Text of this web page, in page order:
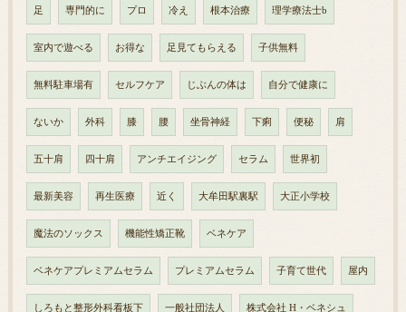
足 専門的に プロ 冷え 根本治療 理学療法士b
室内で遊べる お得な 足見てもらえる 子供無料
無料駐車場有 セルフケア じぶんの体は 自分で健康に
ないか 外科 膝 腰 坐骨神経 下痢 便秘 肩
五十肩 四十肩 アンチエイジング セラム 世界初
最新美容 再生医療 近く 大牟田駅裏駅 大正小学校
魔法のソックス 機能性矯正靴 ベネケア
ベネケアプレミアムセラム プレミアムセラム 子育て世代 屋内
しろもと整形外科看板下 一般社団法人 株式会社 H・ベネシュ